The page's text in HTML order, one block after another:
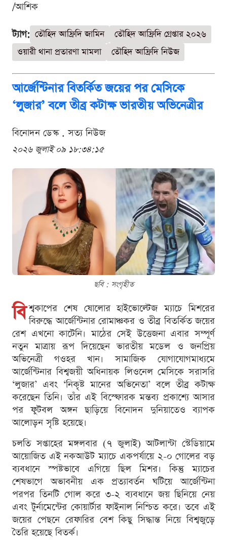
/আশিক
ট্যাগ: তৌহিদ আফ্রিদি জামিন
তৌহিদ আফ্রিদি গ্রেপ্তার ২০২৬
ওয়ারী থানা প্রতারণা মামলা
তৌহিদ আফ্রিদি নিউজ
আর্জেন্টিনার বিতর্কিত জয়ের পর মেসিকে
‘লুজার’ বলে তীব্র কটাক্ষ ভারতীয় অভিনেত্রীর
বিনোদন ডেস্ক . সত্য নিউজ
২০২৬ জুলাই ০৯ ১৮:৩৪:১৫
ছবি : সংগৃহীত
বি শ্বকাপের শেষ ষোলোর হাইভোল্টেজ ম্যাচে মিশরের
বিরুদ্ধে আর্জেন্টিনার রোমাঞ্চকর ও তীব্র বিতর্কিত জয়ের
রেশ এখনো কাটেনি। মাঠের সেই উত্তেজনা এবার সম্পূর্ণ
নতুন মাত্রায় রূপ দিয়েছেন ভারতীয় মডেল ও জনপ্রিয়
অভিনেত্রী গওহর খান। সামাজিক যোগাযোগমাধ্যমে
আর্জেন্টিনার বিশ্বজয়ী অধিনায়ক লিওনেল মেসিকে সরাসরি
‘লুজার’ এবং ‘নিকৃষ্ট মানের অভিনেতা’ বলে তীব্র কটাক্ষ
করেছেন তিনি। তাঁর এই বিস্ফোরক মন্তব্য প্রকাশ্যে আসার
পর ফুটবল অঙ্গন ছাড়িয়ে বিনোদন দুনিয়াতেও ব্যাপক
আলোড়ন সৃষ্টি হয়েছে।
চলতি সপ্তাহের মঙ্গলবার (৭ জুলাই) আটলান্টা স্টেডিয়ামে
আয়োজিত এই নকআউট ম্যাচে একপর্যায়ে ২-০ গোলের বড়
ব্যবধানে স্পষ্টভাবে এগিয়ে ছিল মিশর। কিন্তু ম্যাচের
শেষভাগে অভাবনীয় এক প্রত্যাবর্তন ঘটিয়ে আর্জেন্টিনা
পরপর তিনটি গোল করে ৩-২ ব্যবধানে জয় ছিনিয়ে নেয়
এবং টুর্নামেন্টের কোয়ার্টার ফাইনাল নিশ্চিত করে। তবে এই
জয়ের পেছনে রেফারির বেশ কিছু সিদ্ধান্ত নিয়ে বিশ্বজুড়ে
তৈরি হয়েছে বিতর্ক।